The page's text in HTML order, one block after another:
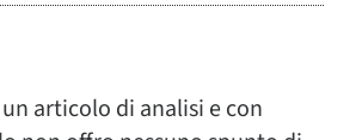
articolo di analisi e con